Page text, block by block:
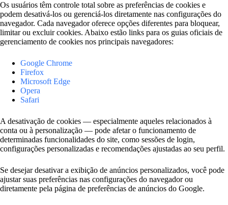
Os usuários têm controle total sobre as preferências de cookies e
podem desativá-los ou gerenciá-los diretamente nas configurações do
navegador. Cada navegador oferece opções diferentes para bloquear,
limitar ou excluir cookies. Abaixo estão links para os guias oficiais de
gerenciamento de cookies nos principais navegadores:
Google Chrome
Firefox
Microsoft Edge
Opera
Safari
A desativação de cookies — especialmente aqueles relacionados à
conta ou à personalização — pode afetar o funcionamento de
determinadas funcionalidades do site, como sessões de login,
configurações personalizadas e recomendações ajustadas ao seu perfil.
Se desejar desativar a exibição de anúncios personalizados, você pode
ajustar suas preferências nas configurações do navegador ou
diretamente pela página de preferências de anúncios do Google.